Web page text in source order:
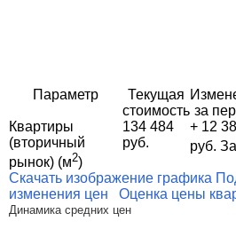
Параметр
Текущая
стоимость за
Квартиры
(вторичный
рынок) (м2)
134 484
руб.
+ 12
руб.
Скачать изображение графика
изменения цен
Оценка цены
Динамика средних цен